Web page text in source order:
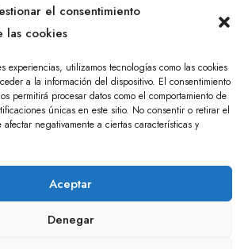
el consentimiento
las cookies
experiencias, utilizamos tecnologías como las cookies
a la información del dispositivo. El consentimiento
permitirá procesar datos como el comportamiento de
únicas en este sitio. No consentir o retirar el
negativamente a ciertas características y
Aceptar
Denegar
AGENCIA DE COMUNICACIÓN
ÁNGULO TRES.